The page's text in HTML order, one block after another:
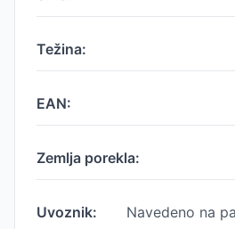
Težina:
EAN:
Zemlja porekla:
Uvoznik: Navedeno na